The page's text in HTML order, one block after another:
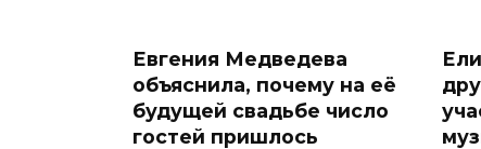
Евгения Медведева
объяснила, почему на её
будущей свадьбе число
гостей пришлось